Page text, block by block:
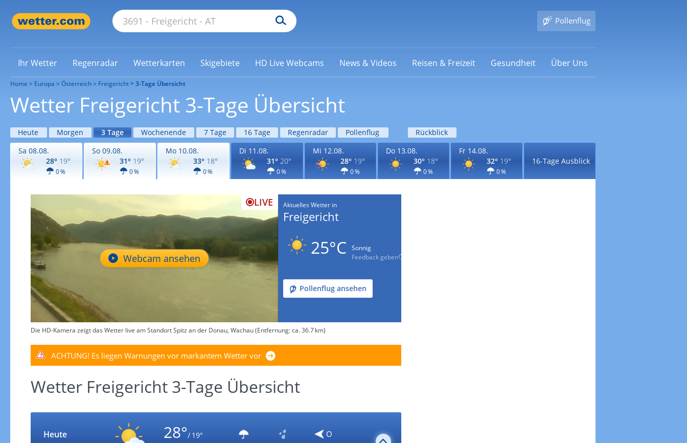
Pollenflug
Ihr Wetter Regenradar Wetterkarten Skigebiete HD Live Webcams News & Videos Reisen & Freizeit Gesundheit Über Uns
Home Europa Österreich Freigericht 3-Tage Übersicht
Wetter Freigericht 3-Tage Übersicht
Heute Morgen 3 Tage Wochenende 7 Tage 16 Tage Regenradar Pollenflug
Rückblick
Sa 08.08.
28° 19°
0 %
So 09.08.
31° 19°
0 %
Mo 10.08.
33° 18°
0 %
Di 11.08.
31° 20°
0 %
Mi 12.08.
28° 19°
0 %
Do 13.08.
30° 18°
0 %
Fr 14.08.
32° 19°
0 %
16-Tage Ausblick
LIVE
Webcam ansehen
Aktuelles Wetter in
Freigericht
25°C
Sonnig
Feedback geben
Pollenflug ansehen
Die HD-Kamera zeigt das Wetter live am Standort Spitz an der Donau, Wachau (Entfernung: ca. 36.7 km)
ACHTUNG! Es liegen Warnungen vor markantem Wetter vor
Wetter Freigericht 3-Tage Übersicht
Heute 28°/ 19°
O